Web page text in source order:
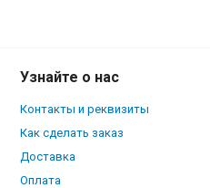
Узнайте о нас
Контакты и реквизиты
Как сделать заказ
Доставка
Оплата